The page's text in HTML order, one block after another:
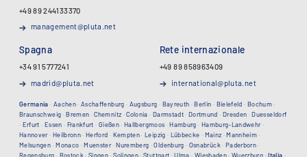
+49 89 244133370
management@pluta.net
Spagna
+34 91 5777241
madrid@pluta.net
Rete internazionale
+49 89 858963409
international@pluta.net
Germania · Aachen·Aschaffenburg · Augsburg · Bayreuth ·Berlin · Bielefeld · Bochum·
Braunschweig ·Bremen ·Chemnitz ·Colonia · Darmstadt·Dortmund · Dresden ·Duesseldorf
· Erfurt · Essen · Frankfurt · Gießen·Hallbergmoos ·Hamburg · Hamburg-Landwehr·
Hannover· Heilbronn·Herford · Kempten·Leipzig · Lübbecke · Mainz ·Mannheim·
Melsungen ·Monaco ·Muenster·Nuremberg ·Oldenburg · Osnabrück · Paderborn·
Regensburg · Rostock ·Singen ·Solingen·Stuttgart ·Ulma · Wiesbaden·Wuerzburg ·Italia ·